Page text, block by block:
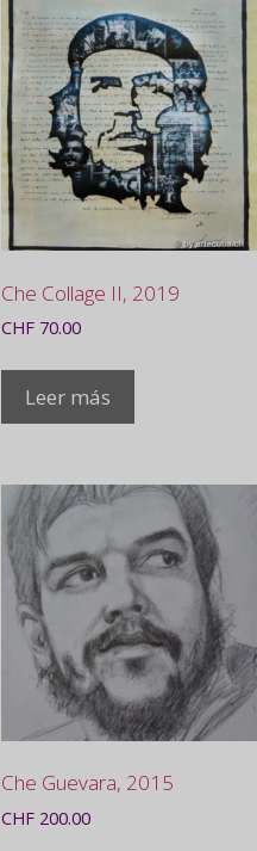
Che Collage II, 2019
CHF70.00
Leer más
Che Guevara, 2015
CHF200.00